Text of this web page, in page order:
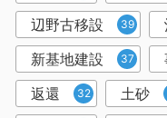
辺野古移設 39
新基地建設 37
返還 32 土砂